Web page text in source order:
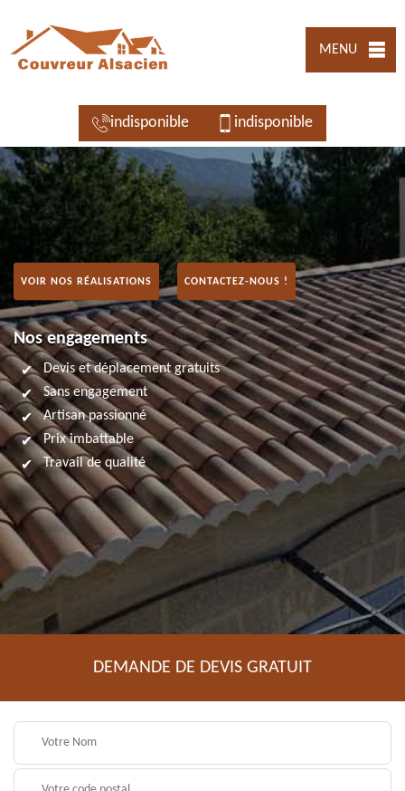
MENU
indisponible indisponible
VOIR NOS RÉALISATIONS CONTACTEZ-NOUS !
Nos engagements
Devis et déplacement gratuits
Sans engagement
Artisan passionné
Prix imbattable
Travail de qualité
DEMANDE DE DEVIS GRATUIT